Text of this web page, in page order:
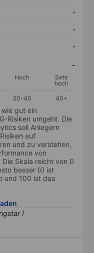
-
-
-
-
Hoch
Sehr
hoch
30-40 40+
wie gut ein
Risiken umgeht. Die
soll Anlegern
auf
und zu verstehen,
von
Skala reicht von 0
besser (0 ist
und 100 ist das
/